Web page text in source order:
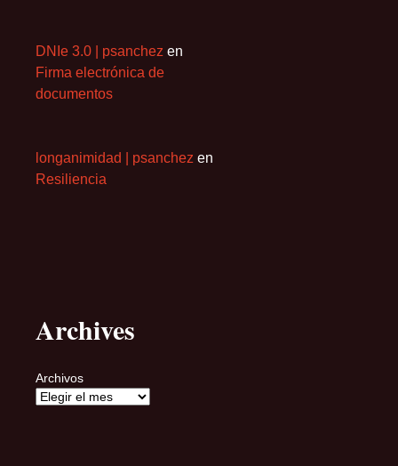
DNIe 3.0 | psanchez en
Firma electrónica de
documentos
longanimidad | psanchez en
Resiliencia
Archives
Archivos